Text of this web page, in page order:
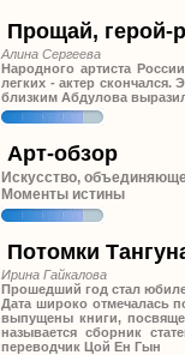
Прощай, герой-
Алина Cергеева
Народного артиста
легких - актер
близким Абдулова
Арт-обзор
Искусство,
Моменты истины
Потомки
Ирина Гайкалова
Прошедший год стал
Дата широко отмечалась
выпущены книги,
называется сборник
переводчик Цой Ен Гын